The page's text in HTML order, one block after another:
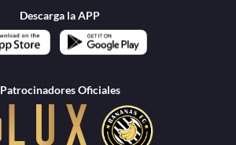
Descarga la APP
Patrocinadores Oficiales